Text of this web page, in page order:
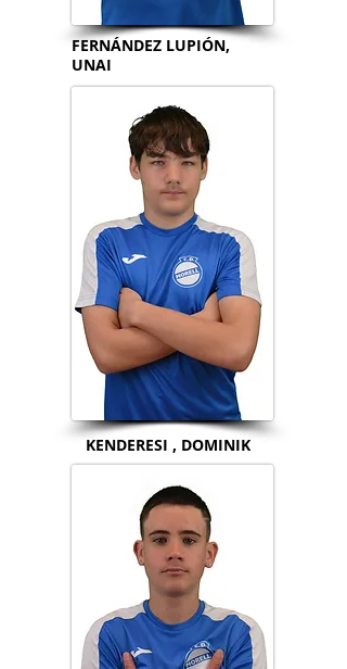
FERNÁNDEZ LUPIÓN,
UNAI
KENDERESI , DOMINIK